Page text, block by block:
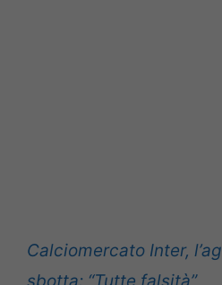
Calciomercato Inter,